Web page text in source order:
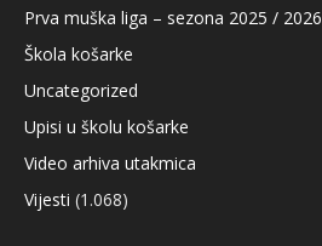
Prva muška liga – sezona 2025 / 2026
Škola košarke
Uncategorized
Upisi u školu košarke
Video arhiva utakmica
Vijesti (1.068)